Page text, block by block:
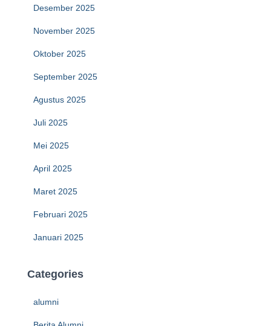
Desember 2025
November 2025
Oktober 2025
September 2025
Agustus 2025
Juli 2025
Mei 2025
April 2025
Maret 2025
Februari 2025
Januari 2025
Categories
alumni